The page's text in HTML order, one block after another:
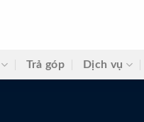
Trả góp Dịch vụ